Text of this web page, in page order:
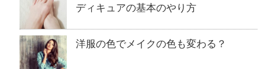
ディキュアの基本のやり方
洋服の色でメイクの色も変わる？